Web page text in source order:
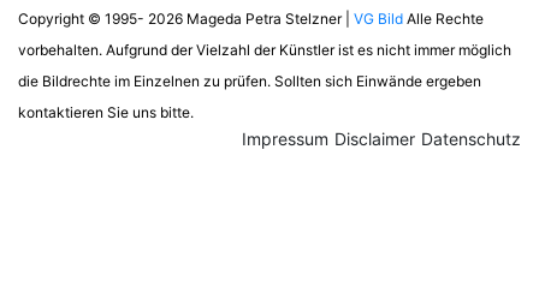
Copyright © 1995- 2026 Mageda Petra Stelzner | VG Bild Alle Rechte
vorbehalten. Aufgrund der Vielzahl der Künstler ist es nicht immer möglich
die Bildrechte im Einzelnen zu prüfen. Sollten sich Einwände ergeben
kontaktieren Sie uns bitte.
Datenschutz
Disclaimer
Impressum